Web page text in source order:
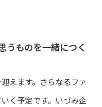
うものを一緒につく
えます。さらなるファ
く予定です。いづみ企